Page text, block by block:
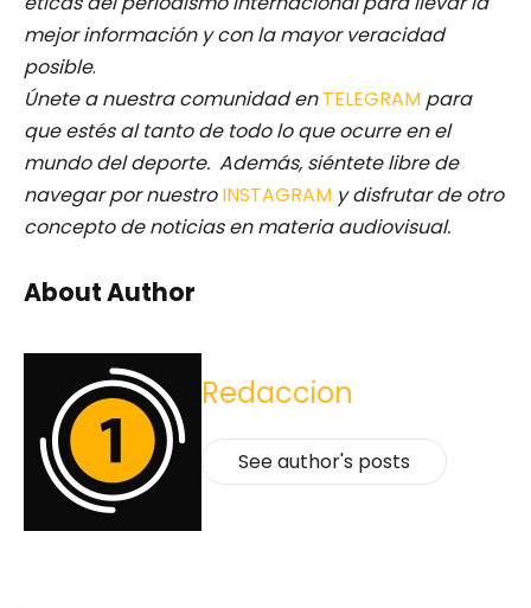
mejor información y con la mayor veracidad
posible.
Únete a nuestra comunidad enTELEGRAM para
que estés al tanto de todo lo que ocurre en el
mundo del deporte. Además, siéntete libre de
navegar por nuestro INSTAGRAM y disfrutar de otro
concepto de noticias en materia audiovisual.
About Author
Redaccion
See author's posts